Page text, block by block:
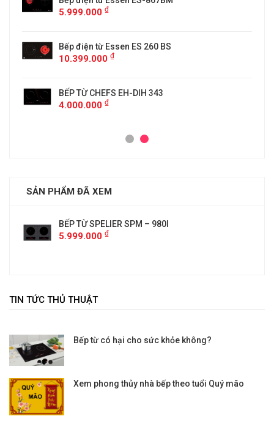
5.999.000 ₫
Bếp điện từ Essen ES 260 BS
10.399.000 ₫
BẾP TỪ CHEFS EH-DIH 343
4.000.000 ₫
SẢN PHẨM ĐÃ XEM
BẾP TỪ SPELIER SPM – 980I
5.999.000 ₫
TIN TỨC THỦ THUẬT
Bếp từ có hại cho sức khỏe không?
Xem phong thủy nhà bếp theo tuổi Quý mão